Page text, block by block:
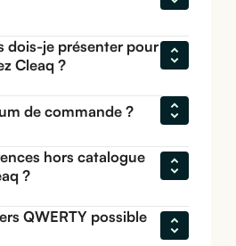
dois-je présenter pour
Cleaq ?
de commande ?
hors catalogue
?
QWERTY possible